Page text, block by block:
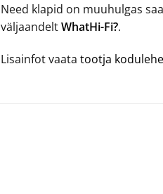
Need klapid on muuhulgas
väljaandeltWhatHi-Fi?.
Lisainfot vaatatootja